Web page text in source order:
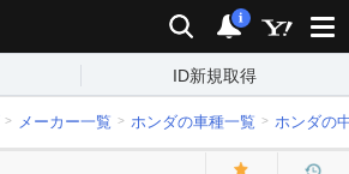
検索 通知
i
ID新規取得
メーカー一覧 ホンダの車種一覧 ホンダの